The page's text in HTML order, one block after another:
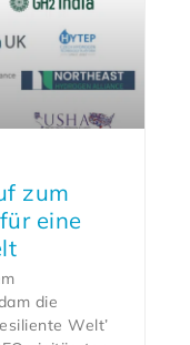
zum
eine
die
Welt’